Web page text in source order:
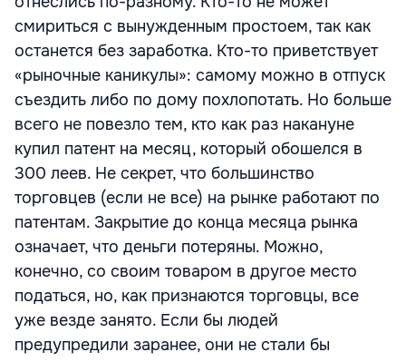
смириться с вынужденным простоем, так как
останется без заработка. Кто-то приветствует
«рыночные каникулы»: самому можно в отпуск
съездить либо по дому похлопотать. Но больше
всего не повезло тем, кто как раз накануне
купил патент на месяц, который обошелся в
300 леев. Не секрет, что большинство
торговцев (если не все) на рынке работают по
патентам. Закрытие до конца месяца рынка
означает, что деньги потеряны. Можно,
конечно, со своим товаром в другое место
податься, но, как признаются торговцы, все
уже везде занято. Если бы людей
предупредили заранее, они не стали бы